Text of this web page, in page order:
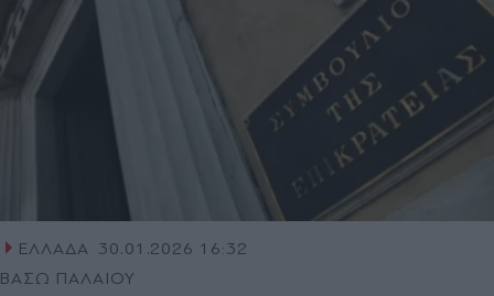
ΕΛΛΑΔΑ
30.01.2026 16:32
ΒΑΣΩ ΠΑΛΑΙΟΥ